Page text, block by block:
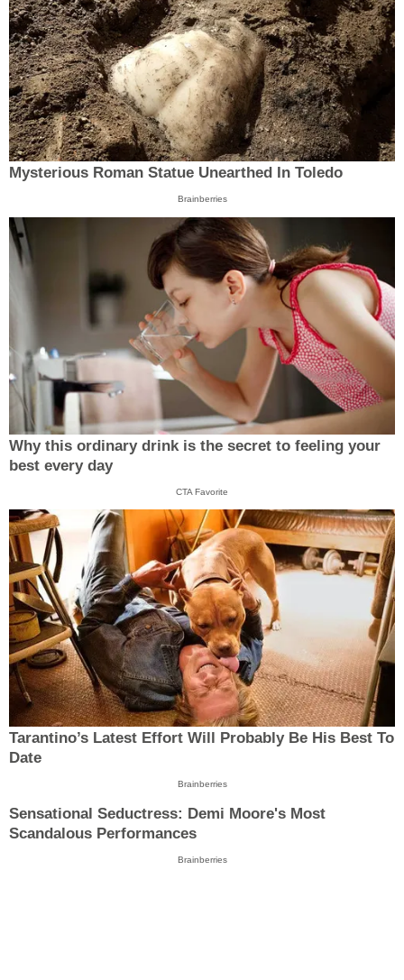
Mysterious Roman Statue Unearthed In Toledo
Brainberries
Why this ordinary drink is the secret to feeling your
best every day
CTA Favorite
Tarantino’s Latest Effort Will Probably Be His Best To
Date
Brainberries
Sensational Seductress: Demi Moore's Most
Scandalous Performances
Brainberries